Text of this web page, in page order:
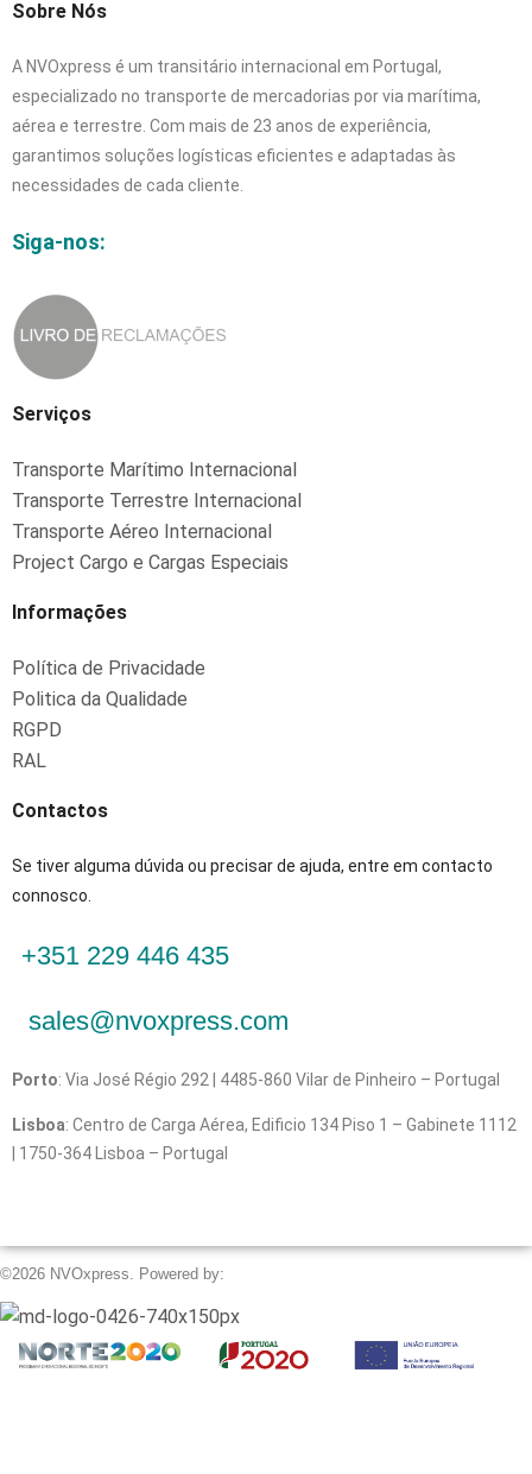
Sobre Nós
A NVOxpress é um transitário internacional em Portugal,
especializado no transporte de mercadorias por via marítima,
aérea e terrestre. Com mais de 23 anos de experiência,
garantimos soluções logísticas eficientes e adaptadas às
necessidades de cada cliente.
Siga-nos:
Serviços
Transporte Marítimo Internacional
Transporte Terrestre Internacional
Transporte Aéreo Internacional
Project Cargo e Cargas Especiais
Informações
Política de Privacidade
Politica da Qualidade
RGPD
RAL
Contactos
Se tiver alguma dúvida ou precisar de ajuda, entre em contacto
connosco.
+351 229 446 435
sales@nvoxpress.com
Porto: Via José Régio 292 | 4485-860 Vilar de Pinheiro – Portugal
Lisboa: Centro de Carga Aérea, Edificio 134 Piso 1 – Gabinete 1112
| 1750-364 Lisboa – Portugal
©2026 NVOxpress. Powered by: